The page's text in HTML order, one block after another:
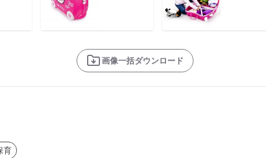
画像一括ダウンロード
育